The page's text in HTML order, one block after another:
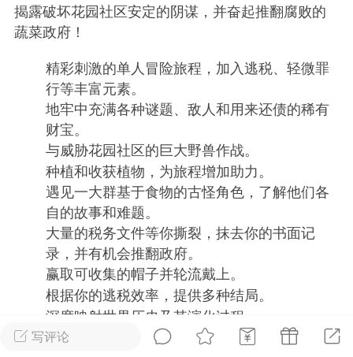
排行
实时动态 直播
极品会员 靓号
电脑端 外挂制作
该内容只允许登录的用户查看
写评论
揭露破坏花园社区安定的阴谋，并奋起推翻腐败的
蔬菜政府！
精彩刺激的单人冒险旅程，加入逃税、轻微罪
行等丰富元素。
地牢中充满各种谜题、敌人和用来还债的稀有
财宝。
与威胁花园社区的巨大野兽作战。
种植和收获植物，为旅程增加助力。
遇见一大群基于食物的古怪角色，了解他们各
自的故事和难题。
大量的税务文件等你撕裂，抹去你的书面记
录，并有机会推翻政府。
赢取可收集的帽子并轮流戴上。
根据你的逃税效率，提供多种结局。
深度映射世界历史及其演化过程。